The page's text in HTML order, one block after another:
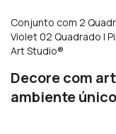
Conjunto com 2
Violet 02 Quadrado |
Art Studio®
Decore com
ambiente